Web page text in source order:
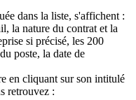
dans la liste, s'affichent :
la nature du contrat et la
si précisé, les 200
poste, la date de
en cliquant sur son intitulé
retrouvez :